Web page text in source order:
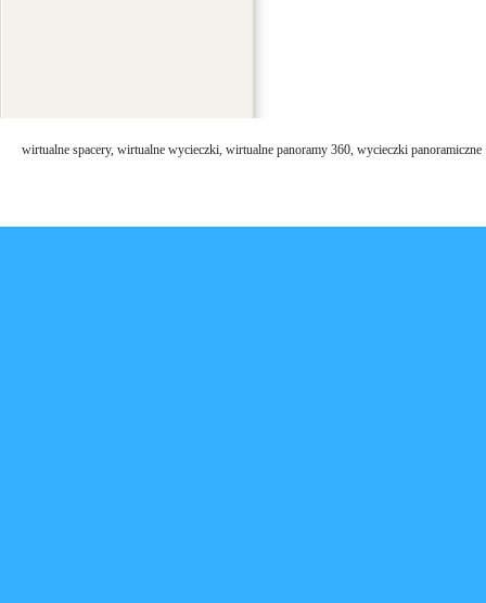
wirtualne spacery, wirtualne wycieczki, wirtualne panoramy 360, wycieczki panoramiczne